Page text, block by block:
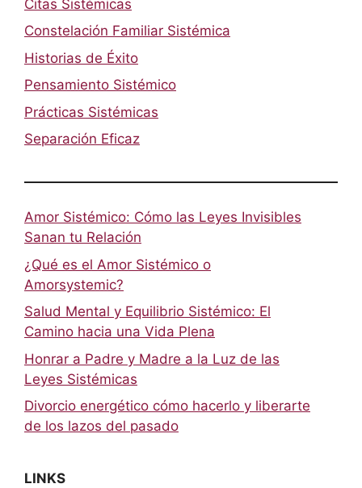
Citas Sistémicas
Constelación Familiar Sistémica
Historias de Éxito
Pensamiento Sistémico
Prácticas Sistémicas
Separación Eficaz
Amor Sistémico: Cómo las Leyes Invisibles
Sanan tu Relación
¿Qué es el Amor Sistémico o
Amorsystemic?
Salud Mental y Equilibrio Sistémico: El
Camino hacia una Vida Plena
Honrar a Padre y Madre a la Luz de las
Leyes Sistémicas
Divorcio energético cómo hacerlo y liberarte
de los lazos del pasado
LINKS